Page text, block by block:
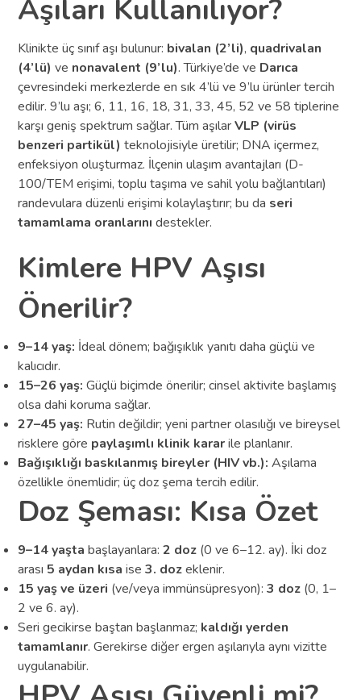
Aşıları Kullanılıyor?
Klinikte üç sınıf aşı bulunur: bivalan (2’li), quadrivalan
(4’lü) ve nonavalent (9’lu). Türkiye’de ve Darıca
çevresindeki merkezlerde en sık 4’lü ve 9’lu ürünler tercih
edilir. 9’lu aşı; 6, 11, 16, 18, 31, 33, 45, 52 ve 58 tiplerine
karşı geniş spektrum sağlar. Tüm aşılarVLP (virüs
benzeri partikül) teknolojisiyle üretilir; DNA içermez,
enfeksiyon oluşturmaz. İlçenin ulaşım avantajları (D-
100/TEM erişimi, toplu taşıma ve sahil yolu bağlantıları)
randevulara düzenli erişimi kolaylaştırır; bu da seri
tamamlama oranlarını destekler.
Kimlere HPV Aşısı
Önerilir?
9–14 yaş: İdeal dönem; bağışıklık yanıtı daha güçlü ve
kalıcıdır.
15–26 yaş: Güçlü biçimde önerilir; cinsel aktivite başlamış
olsa dahi koruma sağlar.
27–45 yaş: Rutin değildir; yeni partner olasılığı ve bireysel
risklere göre paylaşımlı klinik kararile planlanır.
Bağışıklığı baskılanmış bireyler (HIV vb.): Aşılama
özellikle önemlidir; üç doz şema tercih edilir.
Doz Şeması: Kısa Özet
9–14 yaşta başlayanlara:2 doz (0 ve 6–12. ay). İki doz
arası 5 aydan kısa ise3. dozeklenir.
15 yaş ve üzeri (ve/veya immünsüpresyon):3 doz (0, 1–
2 ve 6. ay).
Seri gecikirse baştan başlanmaz; kaldığı yerden
tamamlanır. Gerekirse diğer ergen aşılarıyla aynı vizitte
uygulanabilir.